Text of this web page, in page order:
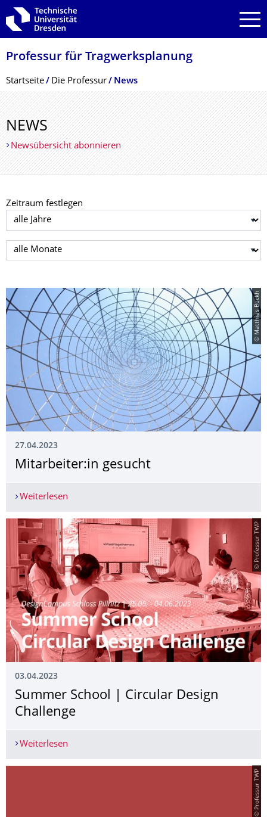
Zur Hauptnavigation springen
Zur Suche springen
Zum Inhalt springen
Professur für Tragwerksplanung
Breadcrumb-Menü
Startseite Die Professur News
NEWS
Newsübersicht abonnieren
Zeitraum festlegen
Jahr auswählen
Monat auswählen
© Matthias Beckh
27.04.2023
Mitarbeiter:in gesucht
Weiterlesen
© Professur TWP
03.04.2023
Summer School | Circular Design
Challenge
Weiterlesen
© Professur TWP